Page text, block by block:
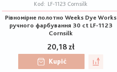
Kod: LF-1123 Cornsilk
Рівномірне полотно Weeks Dye Works
ручного фарбування 30 ct LF-1123
Cornsilk
20,18 zł
Kupić